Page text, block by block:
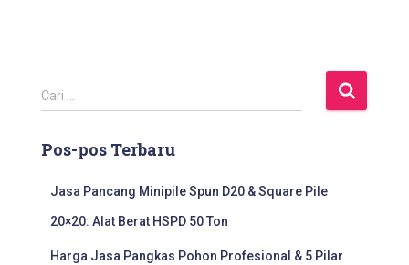
C
a
i
Cari …
Pos-pos Terbaru
Jasa Pancang Minipile Spun D20 & Square Pile
20×20: Alat Berat HSPD 50 Ton
Harga Jasa Pangkas Pohon Profesional & 5 Pilar